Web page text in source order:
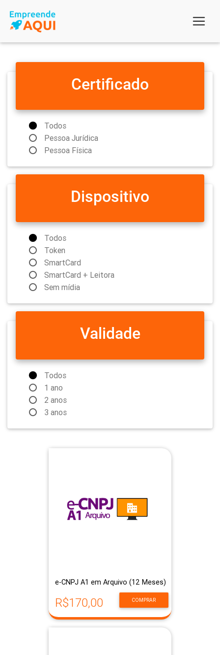
Certificado
Todos
Pessoa Jurídica
Pessoa Física
Dispositivo
Todos
Token
SmartCard
SmartCard + Leitora
Sem mídia
Validade
Todos
1 ano
2 anos
3 anos
e-CNPJ A1 em Arquivo (12 Meses)
COMPRAR
R$170,00